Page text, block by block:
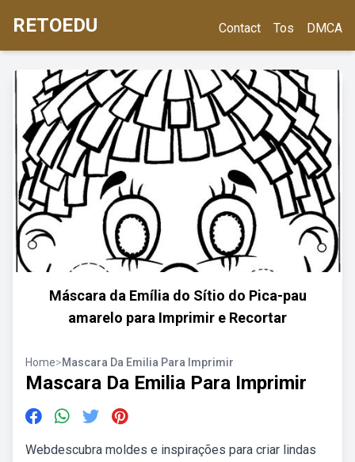
RETOEDU Contact Tos DMCA
Máscara da Emília do Sítio do Pica-pau
amarelo para Imprimir e Recortar
Home>Mascara Da Emilia Para Imprimir
Mascara Da Emilia Para Imprimir
Webdescubra moldes e inspirações para criar lindas